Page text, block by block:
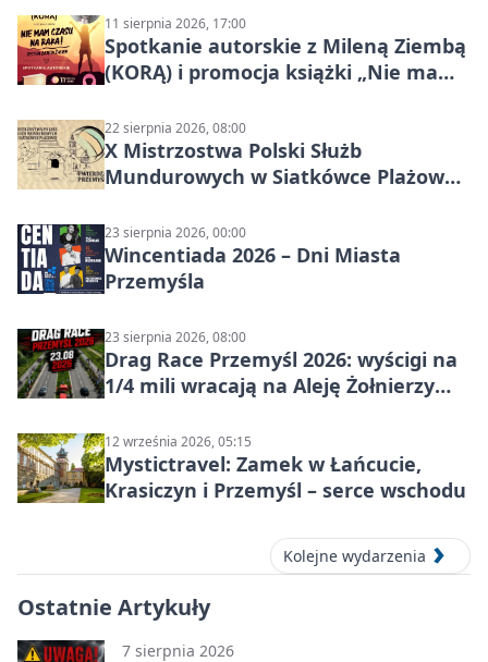
11 sierpnia 2026, 17:00
Spotkanie autorskie z Mileną Ziembą
(KORĄ) i promocja książki „Nie mam
22 sierpnia 2026, 08:00
X Mistrzostwa Polski Służb
Mundurowych w Siatkówce Plażowej
23 sierpnia 2026, 00:00
Wincentiada 2026 – Dni Miasta
Przemyśla
23 sierpnia 2026, 08:00
Drag Race Przemyśl 2026: wyścigi na
1/4 mili wracają na Aleję Żołnierzy
12 września 2026, 05:15
Mystictravel: Zamek w Łańcucie,
Krasiczyn i Przemyśl – serce wschodu
Kolejne wydarzenia
Ostatnie Artykuły
7 sierpnia 2026